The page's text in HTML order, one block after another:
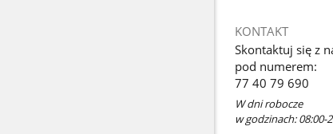
KONTAKT
Skontaktuj się z
pod numerem:
77 40 79 690
W dni robocze
w godzinach: 08:00-